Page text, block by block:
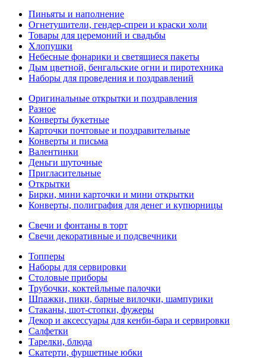
Пиньяты и наполнение
Огнетушители, гендер-спреи и краски холи
Товары для церемоний и свадьбы
Хлопушки
Небесные фонарики и светящиеся пакеты
Дым цветной, бенгальские огни и пиротехника
Наборы для проведения и поздравлений
Оригинальные открытки и поздравления
Разное
Конверты букетные
Карточки почтовые и поздравительные
Конверты и письма
Валентинки
Деньги шуточные
Пригласительные
Открытки
Бирки, мини карточки и мини открытки
Конверты, полиграфия для денег и купюрницы
Свечи и фонтаны в торт
Свечи декоративные и подсвечники
Топперы
Наборы для сервировки
Столовые приборы
Трубочки, коктейльные палочки
Шпажки, пики, барные вилочки, шампурики
Стаканы, шот-стопки, фужеры
Декор и аксессуары для кенби-бара и сервировки
Салфетки
Тарелки, блюда
Скатерти, фуршетные юбки